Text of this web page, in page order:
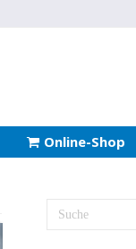
Online-Shop